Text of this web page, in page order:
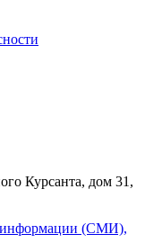
Курсанта, дом 31,
информации (СМИ),